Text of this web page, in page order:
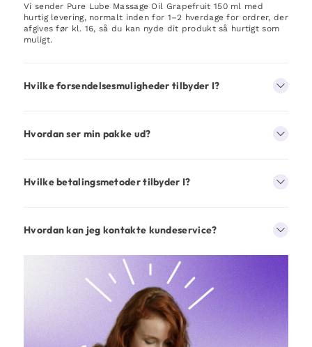
Vi sender Pure Lube Massage Oil Grapefruit 150 ml med
hurtig levering, normalt inden for 1–2 hverdage for ordrer, der
afgives før kl. 16, så du kan nyde dit produkt så hurtigt som
muligt.
Hvilke forsendelsesmuligheder tilbyder I?
Hvordan ser min pakke ud?
Hvilke betalingsmetoder tilbyder I?
Hvordan kan jeg kontakte kundeservice?